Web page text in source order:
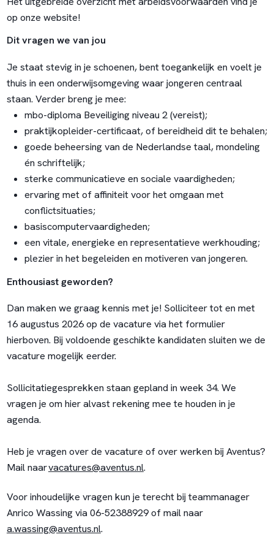
op onze website!
Dit vragen we van jou
Je staat stevig in je schoenen, bent toegankelijk en voelt je
thuis in een onderwijsomgeving waar jongeren centraal
staan. Verder breng je mee:
mbo-diploma Beveiliging niveau 2 (vereist);
praktijkopleider-certificaat, of bereidheid dit te behalen;
goede beheersing van de Nederlandse taal, mondeling
én schriftelijk;
sterke communicatieve en sociale vaardigheden;
ervaring met of affiniteit voor het omgaan met
conflictsituaties;
basiscomputervaardigheden;
een vitale, energieke en representatieve werkhouding;
plezier in het begeleiden en motiveren van jongeren.
Enthousiast geworden?
Dan maken we graag kennis met je! Solliciteer tot en met
16 augustus 2026 op de vacature via het formulier
hierboven. Bij voldoende geschikte kandidaten sluiten we de
vacature mogelijk eerder.
Sollicitatiegesprekken staan gepland in week 34. We
vragen je om hier alvast rekening mee te houden in je
agenda.
Heb je vragen over de vacature of over werken bij Aventus?
Mail naarvacatures@aventus.nl.
Voor inhoudelijke vragen kun je terecht bij teammanager
Anrico Wassing via 06-52388929 of mail naar
a.wassing@aventus.nl.